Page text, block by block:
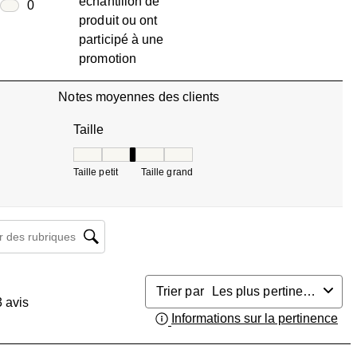
0
0 avis avec 1 étoile.
produit ou ont
participé à une
promotion
Notes moyennes des clients
Taille
Taille petit Taille grand
de sujet et d'avis
avis
Trier par
Les plus pertinents
Informations sur la pertinence